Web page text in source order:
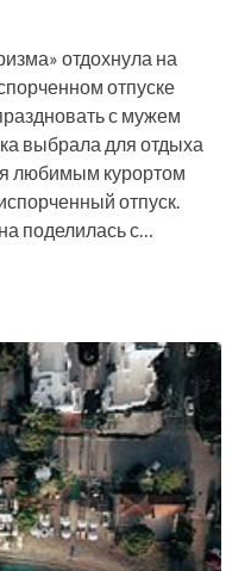
отдохнула на
отпуске
с мужем
выбрала для отдыха
любимым курортом
отпуск.
поделилась с…